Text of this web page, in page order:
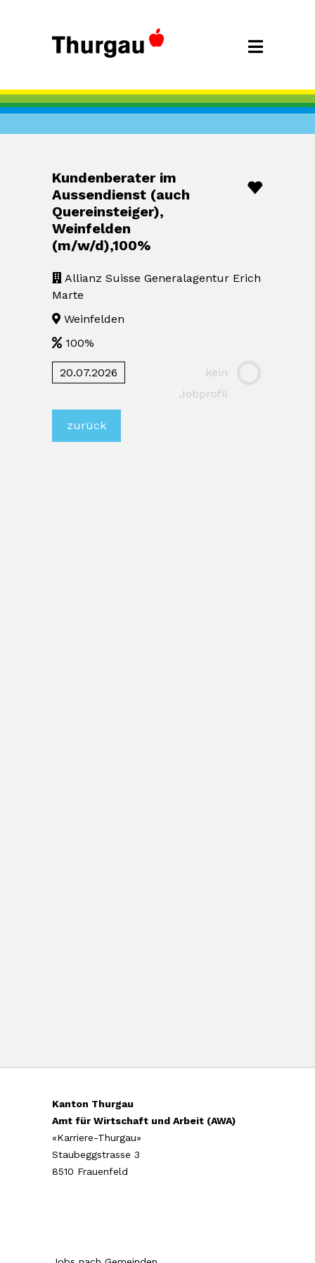
Kundenberater im
Aussendienst (auch
Quereinsteiger),
Weinfelden
(m/w/d),100%
Allianz Suisse Generalagentur Erich
Marte
Weinfelden
100%
20.07.2026
kein
Jobprofil
zurück
Kanton Thurgau
Amt für Wirtschaft und Arbeit (AWA)
«Karriere-Thurgau»
Staubeggstrasse 3
8510 Frauenfeld